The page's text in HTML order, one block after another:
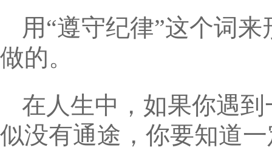
用“遵守纪律”这个词
做的。
在人生中，如果你遇
似没有通途，你要知道